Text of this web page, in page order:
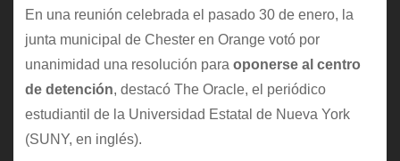
En una reunión celebrada el pasado 30 de enero, la
junta municipal de Chester en Orange votó por
unanimidad una resolución para oponerse al centro
de detención, destacó The Oracle, el periódico
estudiantil de la Universidad Estatal de Nueva York
(SUNY, en inglés).